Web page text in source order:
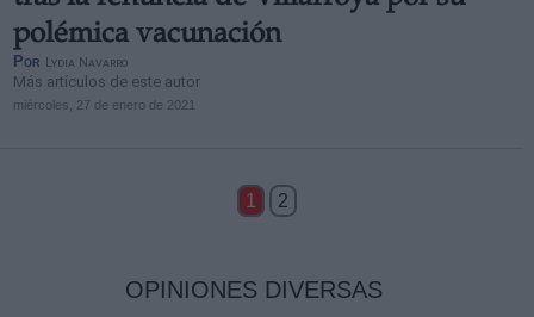
polémica vacunación
Por Lydia Navarro
Más artículos de este autor
miércoles, 27 de enero de 2021
1 2
OPINIONES DIVERSAS